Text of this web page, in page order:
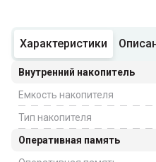
Характеристики
Внутренний накопитель
Емкость накопителя
Тип накопителя
Оперативная память